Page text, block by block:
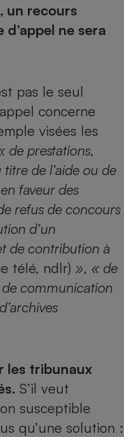
un recours
ne sera
pas le seul
concerne
visées les
de prestations,
de l’aide ou de
faveur des
refus de concours
d’un
de contribution à
télé, ndlr) », « de
communication
les tribunaux
S’il veut
susceptible
qu’une solution :
de cuisson à
induction
Climatiseur -
Ventilateur
à expressos
mobile -
Smartphone
Antivirus
Climatiseur -
Ventilateur